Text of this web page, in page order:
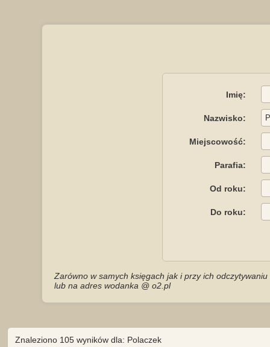
Imię:
Nazwisko:
Miejscowość:
Parafia:
Od roku:
Do roku:
Zarówno w samych księgach jak i przy ich
lub na adres wodanka @ o2.pl
Znaleziono 105 wyników dla: Polaczek